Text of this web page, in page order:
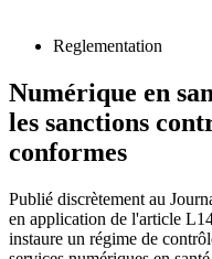
Reglementation
Numérique en
les sanctions
conformes
Publié discrètement au
en application de l'article
instaure un régime de